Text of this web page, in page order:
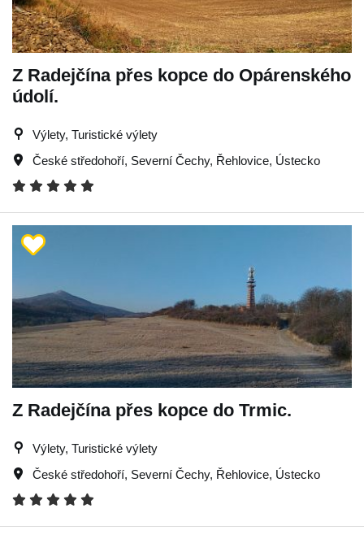
Z Radejčína přes kopce do Opárenského
údolí.
Výlety, Turistické výlety
České středohoří, Severní Čechy, Řehlovice, Ústecko
Z Radejčína přes kopce do Trmic.
Výlety, Turistické výlety
České středohoří, Severní Čechy, Řehlovice, Ústecko